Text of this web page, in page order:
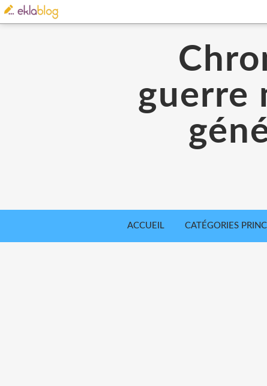
guerre
ACCUEIL CATÉGORIES